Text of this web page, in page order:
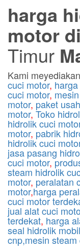
harga
motor di
Timur
Kami
cuci motor,
cuci motor,
motor, paket
motor, Toko
hidrolik cuci
motor, pabrik
hidrolik cuci
jasa pasang
cuci motor,
steam hidrolik
motor, peralatan
motor,harga
cuci motor
jual alat cuci
terdekat, harga
seal hidrolik mobil
cnp,mesin steam